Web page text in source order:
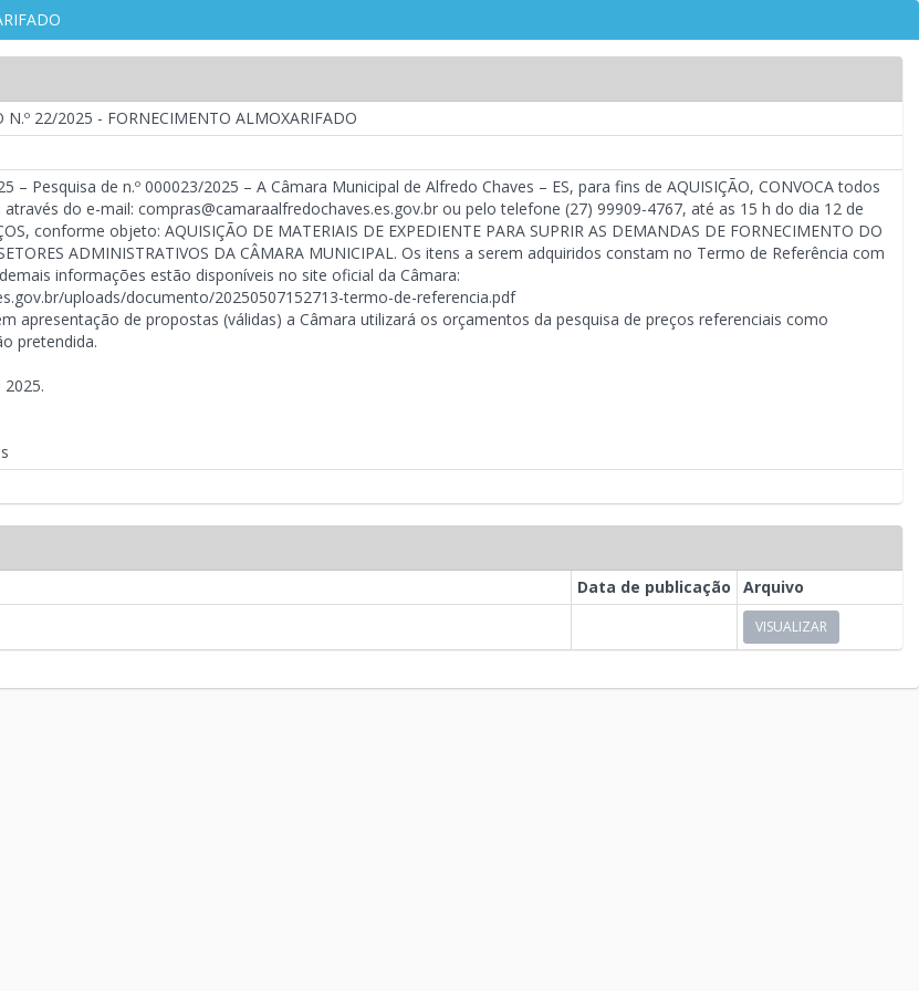
N.º 22/2025 - FORNECIMENTO ALMOXARIFADO
– Pesquisa de n.º 000023/2025 – A Câmara Municipal de Alfredo Chaves – ES, para fins de AQUISIÇÃO, CONVOCA todos
do e-mail: compras@camaraalfredochaves.es.gov.br ou pelo telefone (27) 99909-4767, até as 15 h do dia 12 de
conforme objeto: AQUISIÇÃO DE MATERIAIS DE EXPEDIENTE PARA SUPRIR AS DEMANDAS DE FORNECIMENTO DO
ADMINISTRATIVOS DA CÂMARA MUNICIPAL. Os itens a serem adquiridos constam no Termo de Referência com
informações estão disponíveis no site oficial da Câmara:
uploads/documento/20250507152713-termo-de-referencia.pdf
apresentação de propostas (válidas) a Câmara utilizará os orçamentos da pesquisa de preços referenciais como
pretendida.
Data de publicação
Arquivo
VISUALIZAR